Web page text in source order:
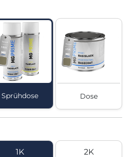
Sprühdose Dose
1K 2K